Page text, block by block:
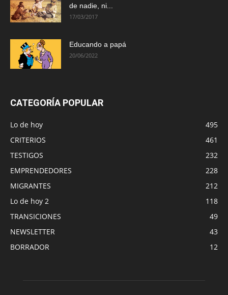
de nadie, ni...
17/03/2017
Educando a papá
20/06/2022
CATEGORÍA POPULAR
Lo de hoy
495
CRITERIOS
461
TESTIGOS
232
EMPRENDEDORES
228
MIGRANTES
212
Lo de hoy 2
118
TRANSICIONES
49
NEWSLETTER
43
BORRADOR
12